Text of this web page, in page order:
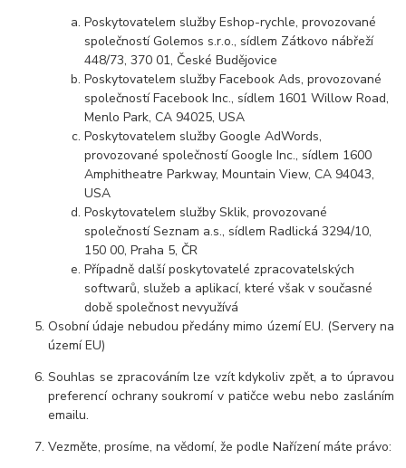
Poskytovatelem služby Eshop-rychle, provozované
společností Golemos s.r.o., sídlem Zátkovo nábřeží
448/73, 370 01, České Budějovice
Poskytovatelem služby Facebook Ads, provozované
společností Facebook Inc., sídlem 1601 Willow Road,
Menlo Park, CA 94025, USA
Poskytovatelem služby Google AdWords,
provozované společností Google Inc., sídlem 1600
Amphitheatre Parkway, Mountain View, CA 94043,
USA
Poskytovatelem služby Sklik, provozované
společností Seznam a.s., sídlem Radlická 3294/10,
150 00, Praha 5, ČR
Případně další poskytovatelé zpracovatelských
softwarů, služeb a aplikací, které však v současné
době společnost nevyužívá
Osobní údaje nebudou předány mimo území EU. (Servery na
území EU)
Souhlas se zpracováním lze vzít kdykoliv zpět, a to úpravou
preferencí ochrany soukromí v patičce webu nebo zasláním
emailu.
Vezměte, prosíme, na vědomí, že podle Nařízení máte právo: